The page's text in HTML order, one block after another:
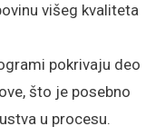
višeg kvaliteta
pokrivaju deo
što je posebno
u procesu.